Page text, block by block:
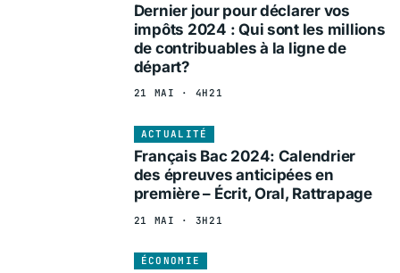
Dernier jour pour déclarer vos
impôts 2024 : Qui sont les millions
de contribuables à la ligne de
départ?
21 MAI · 4H21
ACTUALITÉ
Français Bac 2024: Calendrier
des épreuves anticipées en
première – Écrit, Oral, Rattrapage
21 MAI · 3H21
ÉCONOMIE